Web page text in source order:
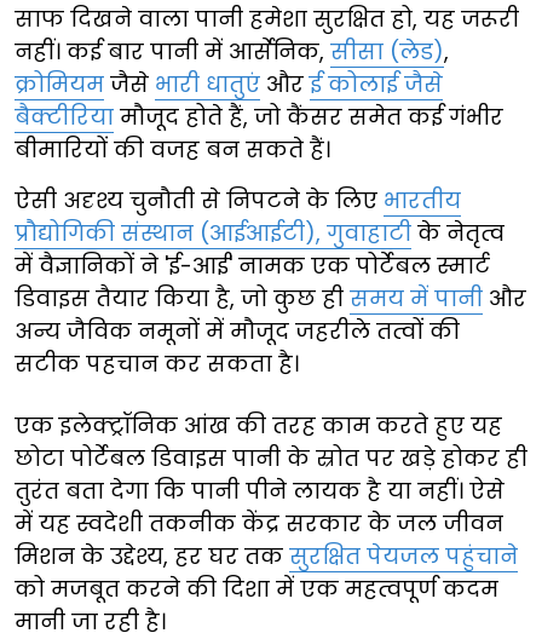
साफ दिखने वाला पानी हमेशा सुरक्षित हो, यह जरूरी
नहीं। कई बार पानी में आर्सेनिक, सीसा (लेड),
क्रोमियम जैसे भारी धातुएं औरई कोलाई जैसे
बैक्टीरिया मौजूद होते हैं, जो कैंसर समेत कई गंभीर
बीमारियों की वजह बन सकते हैं।
ऐसी अदृश्य चुनौती से निपटने के लिए भारतीय
प्रौद्योगिकी संस्थान (आईआईटी), गुवाहाटी के नेतृत्व
में वैज्ञानिकों ने 'ई-आई' नामक एक पोर्टेबल स्मार्ट
डिवाइस तैयार किया है, जो कुछ ही समय में पानी और
अन्य जैविक नमूनों में मौजूद जहरीले तत्वों की
सटीक पहचान कर सकता है।
एक इलेक्ट्रॉनिक आंख की तरह काम करते हुए यह
छोटा पोर्टेबल डिवाइस पानी के स्रोत पर खड़े होकर ही
तुरंत बता देगा कि पानी पीने लायक है या नहीं। ऐसे
में यह स्वदेशी तकनीक केंद्र सरकार के जल जीवन
मिशन के उद्देश्य, हर घर तक सुरक्षित पेयजल पहुंचाने
को मजबूत करने की दिशा में एक महत्वपूर्ण कदम
मानी जा रही है।